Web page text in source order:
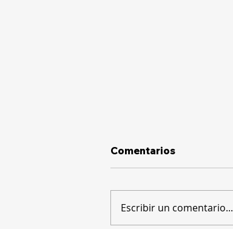
Comentarios
Escribir un comentario...